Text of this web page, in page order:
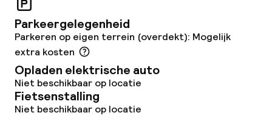
Overal rookvrij
Parkeergelegenheid
Parkeren op eigen terrein (overdekt): Mogelijk
extra kosten
Opladen elektrische auto
Niet beschikbaar op locatie
Fietsenstalling
Niet beschikbaar op locatie